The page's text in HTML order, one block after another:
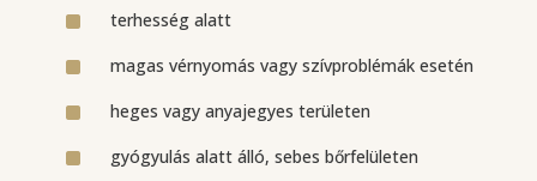
^ terhesség alatt
^ magas vérnyomás vagy szívproblémák esetén
^ heges vagy anyajegyes területen
^ gyógyulás alatt álló, sebes bőrfelületen